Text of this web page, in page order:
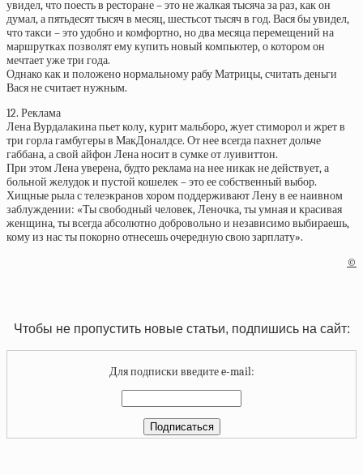
увидел, что поесть в ресторане – это не жалкая тысяча за раз, как он
думал, а пятьдесят тысяч в месяц, шестьсот тысяч в год. Вася бы увидел,
что такси – это удобно и комфортно, но два месяца перемещений на
маршрутках позволят ему купить новый компьютер, о котором он
мечтает уже три года.
Однако как и положено нормальному рабу Матрицы, считать деньги
Вася не считает нужным.
12. Реклама
Лена Вурдалакина пьет колу, курит мальборо, жует стиморол и жрет в
три горла гамбугеры в МакДоналдсе. От нее всегда пахнет дольче
габбана, а свой айфон Лена носит в сумке от луивиттон.
При этом Лена уверена, будто реклама на нее никак не действует, а
больной желудок и пустой кошелек – это ее собственный выбор.
Хищные рыла с телеэкранов хором поддерживают Лену в ее наивном
заблуждении: «Ты свободный человек, Леночка, ты умная и красивая
женщина, ты всегда абсолютно добровольно и независимо выбираешь,
кому из нас ты покорно отнесешь очередную свою зарплату».
©
Чтобы не пропустить новые статьи, подпишись на сайт:
Для подписки введите e-mail: